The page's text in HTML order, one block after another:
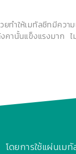
ำให้เมทัลชีทมีความ
คานั้นแข็งแรงมาก
ดยการใช้แผ่นเม